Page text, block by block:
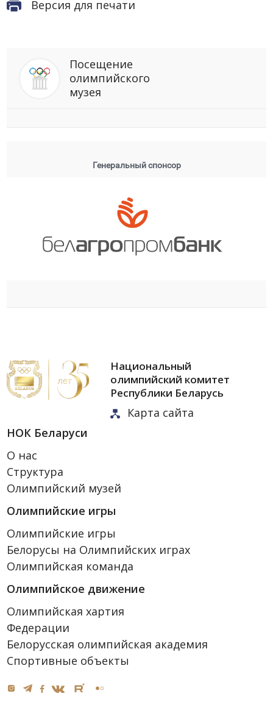
Версия для печати
Посещение
олимпийского
музея
Генеральный спонсор
Национальный
олимпийский комитет
Республики Беларусь
Карта сайта
НОК Беларуси
О нас
Структура
Олимпийский музей
Олимпийские игры
Олимпийские игры
Белорусы на Олимпийских играх
Олимпийская команда
Олимпийское движение
Олимпийская хартия
Федерации
Белорусская олимпийская академия
Спортивные объекты